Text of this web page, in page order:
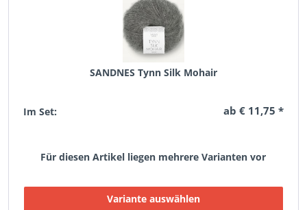
SANDNES Tynn Silk Mohair
Im Set: ab € 11,75 *
Für diesen Artikel liegen mehrere Varianten vor